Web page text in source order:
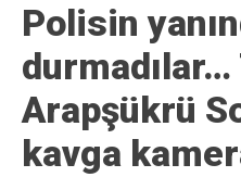
Polisin
Arapşükrü
kavga